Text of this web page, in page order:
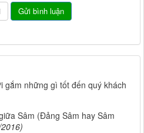
gắm những gì tốt đến quý khách
Sâm (Đảng Sâm hay Sâm